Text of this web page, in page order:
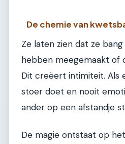
De chemie van
Ze laten zien dat ze bang
hebben meegemaakt of
Dit creëert intimiteit. Als
stoer doet en nooit
ander op een afstandje
De magie ontstaat op